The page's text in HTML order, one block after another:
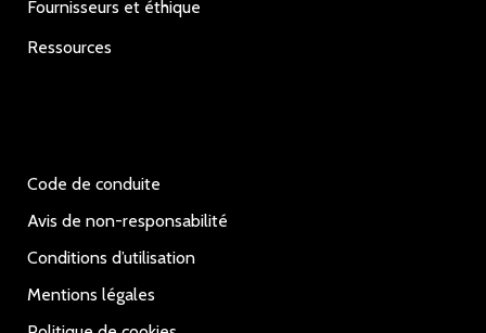
Fournisseurs et éthique
Ressources
Code de conduite
Avis de non-responsabilité
Conditions d’utilisation
Mentions légales